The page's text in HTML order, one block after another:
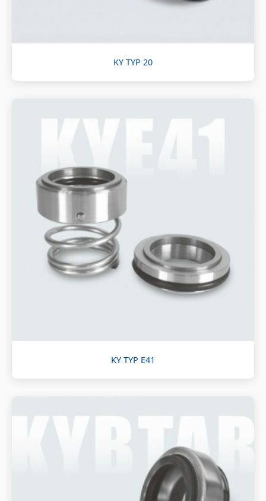
KY TYP 20
KY TYP E41